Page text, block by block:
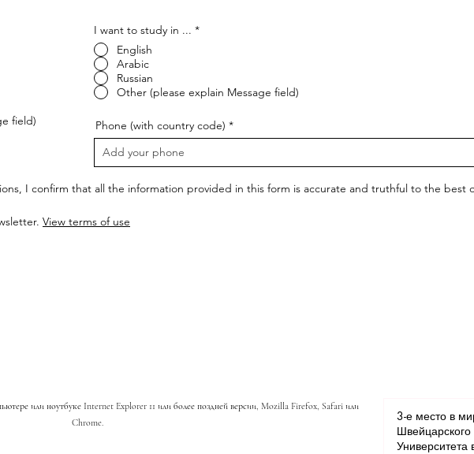
field)
I want to study in ... *
English
Arabic
Russian
Other (please explain Message field)
Phone (with country code)
I confirm that all the information provided in this form is accurate and truthful to the best
View terms of use
или ноутбуке Internet Explorer 11 или более поздней версии, Mozilla Firefox, Safari или
Chrome.
3-е место в
Университета